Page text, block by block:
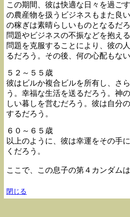
この期間、彼は快適な日々を過ご
の農産物を扱うビジネスもまた良
の稼ぎは素晴らしいものとなるだ
問題やビジネスの不振などを抱え
問題を克服することにより、彼の
るだろう。その後、何の心配もな
５２～５５歳
彼はビルか複合ビルを所有し、さ
う。幸福な生活を送るだろう。神
しい暮しを営むだろう。彼は自分
するだろう。
６０～６５歳
以上のように、彼は幸運をその手
くだろう。
ここで、この息子の第４カンダム
閉じる